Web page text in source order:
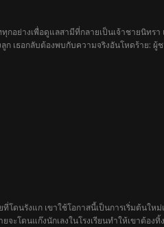
อย่างเพื่อดูแลสามีที่กลายเป็นเจ้าชายนิท
เธอกลับต้องพบกับความจริงอันโหดร้าย: ผู้
โดนรังแก เขาใช้โอกาสนี้เป็นการเริ่มต้น
จะโดนแก๊งนักเลงในโรงเรียนทำให้เขาต้อง